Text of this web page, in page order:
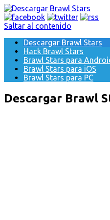
Saltar al contenido
Descargar Brawl Stars
Hack Brawl Stars
Brawl Stars para
Brawl Stars para iOS
Brawl Stars para PC
Descargar Brawl